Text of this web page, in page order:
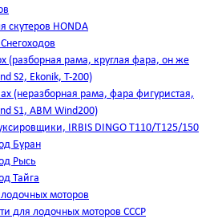
скутеров HONDA
(разборная рама, круглая фара, он же
S2, Ekonik, T-200)
(неразборная рама, фара фигуристая,
S1, ABM Wind200)
IRBIS DINGO Т110/Т125/150
Буран
Рысь
Тайга
моторов
для лодочных моторов СССР